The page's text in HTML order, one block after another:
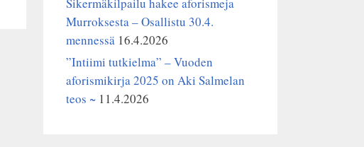
Murroksesta – Osallistu 30.4.
mennessä 16.4.2026
”Intiimi tutkielma” – Vuoden
aforismikirja 2025 on Aki Salmelan
teos ~ 11.4.2026